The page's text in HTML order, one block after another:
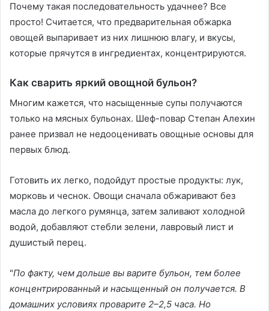
Почему такая последовательность удачнее? Все
просто! Считается, что предварительная обжарка
овощей выпаривает из них лишнюю влагу, и вкусы,
которые прячутся в ингредиентах, концентрируются.
Как сварить яркий овощной бульон?
Многим кажется, что насыщенные супы получаются
только на мясных бульонах. Шеф-повар Степан Алехин
ранее призвал не недооценивать овощные основы для
первых блюд.
Готовить их легко, подойдут простые продукты: лук,
морковь и чеснок. Овощи сначала обжаривают без
масла до легкого румянца, затем заливают холодной
водой, добавляют стебли зелени, лавровый лист и
душистый перец.
"По факту, чем дольше вы варите бульон, тем более
концентрированный и насыщенный он получается. В
домашних условиях проварите 2–2,5 часа. Но